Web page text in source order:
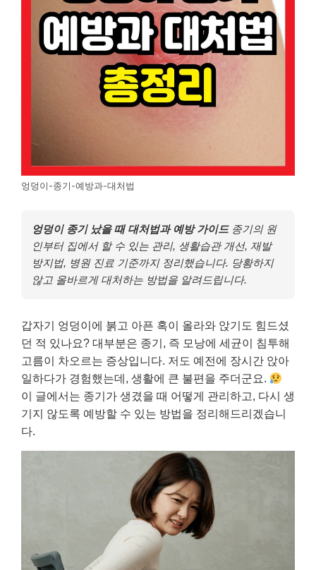
엉덩이-종기-예방과-대처법
엉덩이 종기 났을 때 대처법과 예방 가이드종기의 원
인부터 집에서 할 수 있는 관리, 생활습관 개선, 재발
방지법, 병원 진료 기준까지 정리했습니다. 당황하지
않고 올바르게 대처하는 방법을 알려드립니다.
갑자기 엉덩이에 붉고 아픈 혹이 올라와 앉기도 힘드셨
던 적 있나요? 대부분은 종기, 즉 모낭에 세균이 침투해
고름이 차오르는 증상입니다. 저도 예전에 장시간 앉아
일하다가 경험했는데, 생활에 큰 불편을 주더군요.
이 글에서는 종기가 생겼을 때 어떻게 관리하고, 다시 생
기지 않도록 예방할 수 있는 방법을 정리해드리겠습니
다.